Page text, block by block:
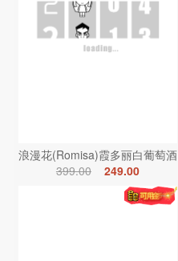
浪漫花(Romisa)霞多丽白葡萄酒
399.00
249.00